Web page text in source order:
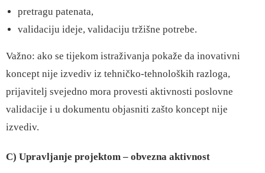
pretragu patenata,
validaciju ideje, validaciju tržišne potrebe.
Važno: ako se tijekom istraživanja pokaže da inovativni
koncept nije izvediv iz tehničko-tehnoloških razloga,
prijavitelj svejedno mora provesti aktivnosti poslovne
validacije i u dokumentu objasniti zašto koncept nije
izvediv.
C) Upravljanje projektom – obvezna aktivnost